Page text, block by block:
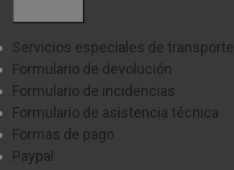
Servicios especiales de transporte
Formulario de devolución
Formulario de incidencias
Formulario de asistencia técnica
Formas de pago
Paypal